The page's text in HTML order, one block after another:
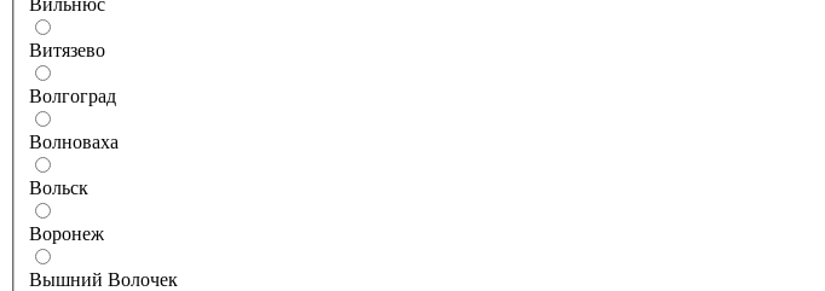
Вильнюс
Витязево
Волгоград
Волноваха
Вольск
Воронеж
Вышний Волочек